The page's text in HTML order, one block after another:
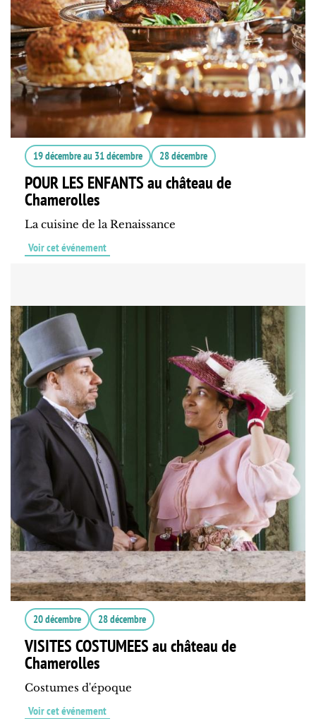
19 décembreau 31 décembre 28 décembre
POUR LES ENFANTS au château de
Chamerolles
La cuisine de la Renaissance
Voir cet événement
20 décembre 28 décembre
VISITES COSTUMEES au château de
Chamerolles
Costumes d'époque
Voir cet événement